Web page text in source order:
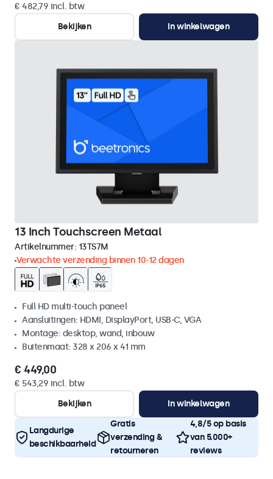
€ 482,79 incl. btw
Bekijken
In winkelwagen
13 Inch Touchscreen Metaal
Artikelnummer: 13TS7M
Verwachte verzending binnen 10-12 dagen
Full HD multi-touch paneel
Aansluitingen: HDMI, DisplayPort, USB-C, VGA
Montage: desktop, wand, inbouw
Buitenmaat: 328 x 206 x 41 mm
€ 449,00
€ 543,29 incl. btw
Bekijken
In winkelwagen
Langdurige
beschikbaarheid
Gratis
verzending &
retourneren
4,8/5 op basis
van 5.000+
reviews